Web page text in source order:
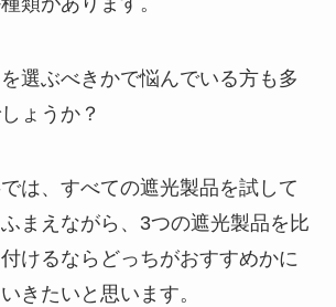
選ぶべきかで悩んでいる方も多
ょうか？
は、すべての遮光製品を試して
まえながら、3つの遮光製品を比
けるならどっちがおすすめかに
きたいと思います。